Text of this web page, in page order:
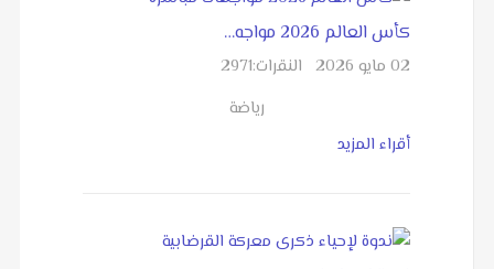
كأس العالم 2026 مواجه…
02 مايو 2026 النقرات:2971
رياضة
أقراء المزيد